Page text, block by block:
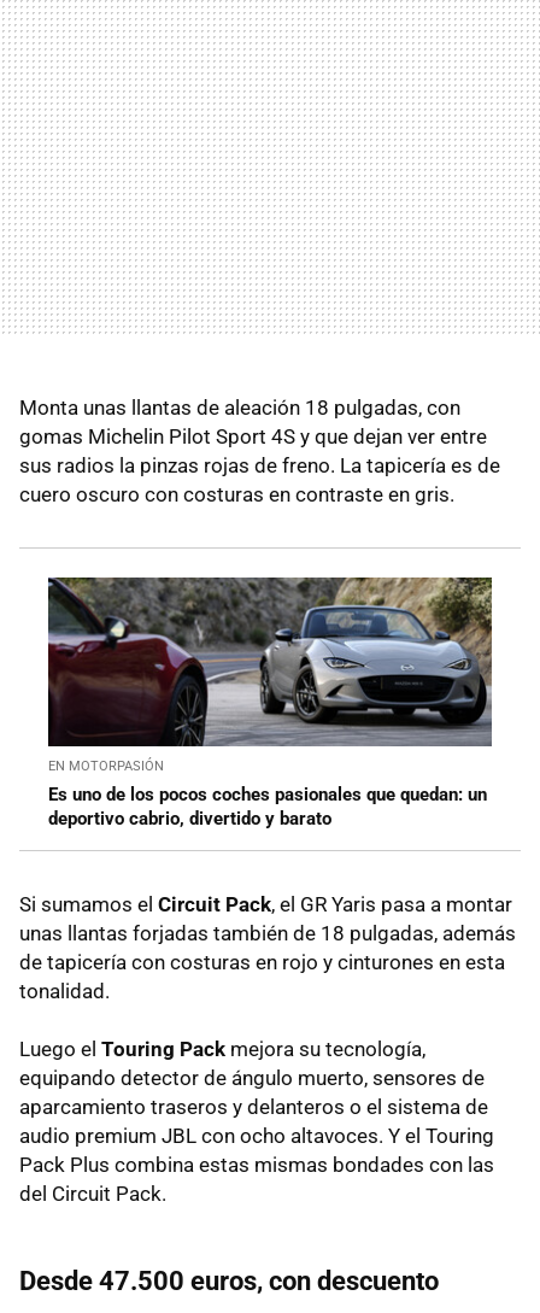
Monta unas llantas de aleación 18 pulgadas, con
gomas Michelin Pilot Sport 4S y que dejan ver entre
sus radios la pinzas rojas de freno. La tapicería es de
cuero oscuro con costuras en contraste en gris.
EN MOTORPASIÓN
Es uno de los pocos coches pasionales que quedan: un
deportivo cabrio, divertido y barato
Si sumamos el Circuit Pack, el GR Yaris pasa a montar
unas llantas forjadas también de 18 pulgadas, además
de tapicería con costuras en rojo y cinturones en esta
tonalidad.
Luego el Touring Pack mejora su tecnología,
equipando detector de ángulo muerto, sensores de
aparcamiento traseros y delanteros o el sistema de
audio premium JBL con ocho altavoces. Y el Touring
Pack Plus combina estas mismas bondades con las
del Circuit Pack.
Desde 47.500 euros, con descuento